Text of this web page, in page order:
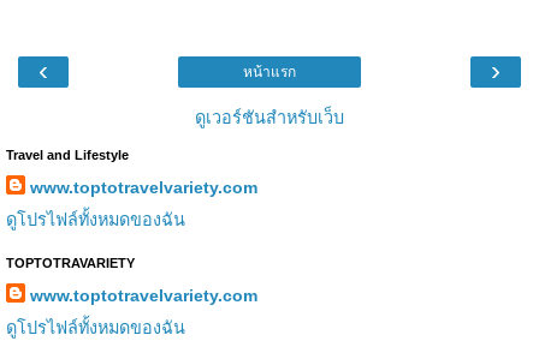
‹ ›
หน้าแรก
ดูเวอร์ชันสำหรับเว็บ
Travel and Lifestyle
www.toptotravelvariety.com
ดูโปรไฟล์ทั้งหมดของฉัน
TOPTOTRAVARIETY
www.toptotravelvariety.com
ดูโปรไฟล์ทั้งหมดของฉัน